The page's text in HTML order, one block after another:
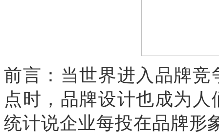
前言：当世界进入品牌
点时，品牌设计也成为
统计说企业每投在品牌形